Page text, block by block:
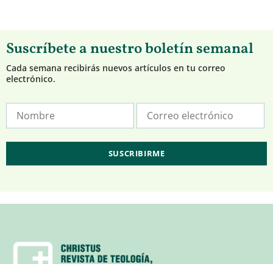
Suscríbete a nuestro boletín semanal
Cada semana recibirás nuevos artículos en tu correo
electrónico.